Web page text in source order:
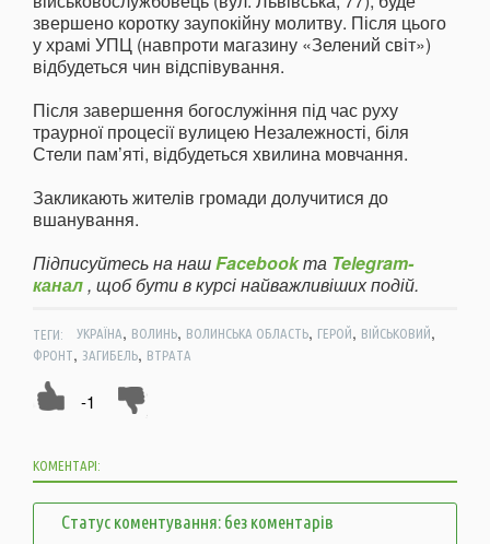
звершено коротку заупокійну молитву. Після цього
у храмі УПЦ (навпроти магазину «Зелений світ»)
відбудеться чин відспівування.
Після завершення богослужіння під час руху
траурної процесії вулицею Незалежності, біля
Стели пам’яті, відбудеться хвилина мовчання.
Закликають жителів громади долучитися до
вшанування.
Підписуйтесь на нашFacebookта Telegram-
канал, щоб бути в курсі найважливіших подій.
ТЕГИ: УКРАЇНА, ВОЛИНЬ, ВОЛИНСЬКА ОБЛАСТЬ, ГЕРОЙ, ВІЙСЬКОВИЙ,
ФРОНТ, ЗАГИБЕЛЬ, ВТРАТА
-1
КОМЕНТАРІ:
Статус коментування: без коментарів